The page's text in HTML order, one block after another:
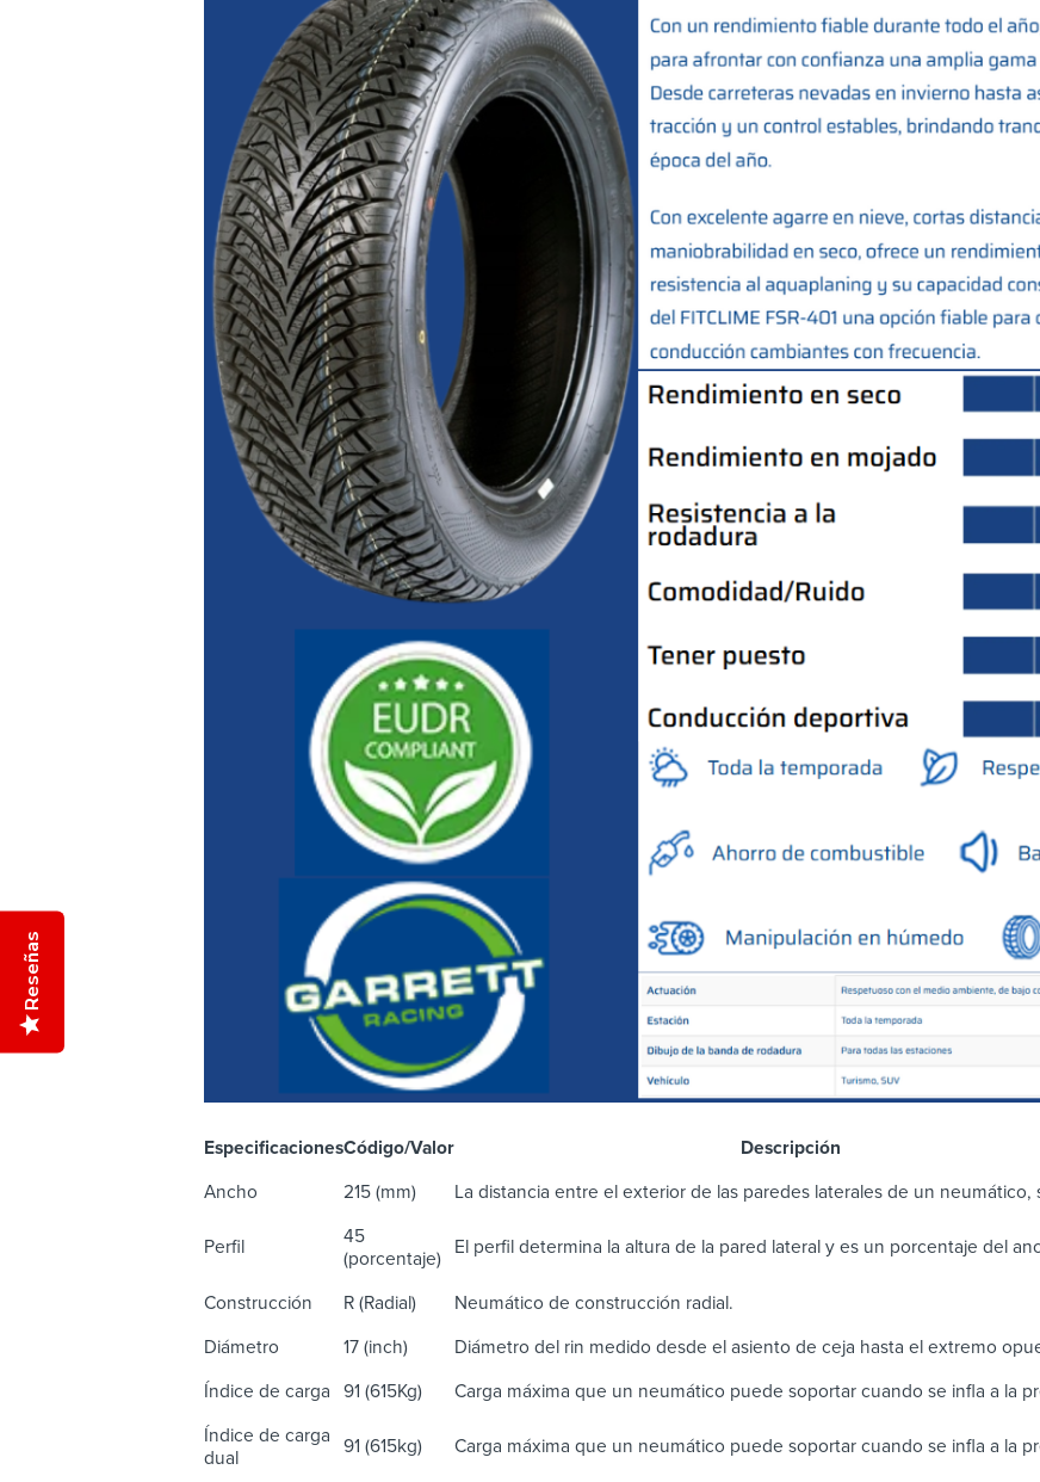
EspecificacionesCódigo/ValorDescripción
Ancho 215 (mm) La distancia entre el exterior de las paredes laterales de un neumático,
Perfil
45
(porcentaje)
El perfil determina la altura de la pared lateral y es un porcentaje del
Construcción R (Radial) Neumático de construcción radial.
Diámetro 17 (inch) Diámetro del rin medido desde el asiento de ceja hasta el extremo
Índice de carga 91 (615Kg) Carga máxima que un neumático puede soportar cuando se infla a la
Índice de carga
dual
91 (615kg) Carga máxima que un neumático puede soportar cuando se infla a la
Reseñas